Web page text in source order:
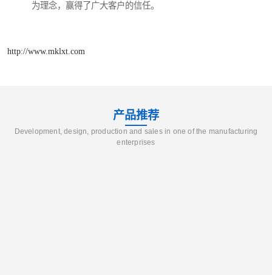
为理念，赢得了广大客户的信任。
http://www.mklxt.com
产品推荐
Development, design, production and sales in one of the manufacturing
enterprises